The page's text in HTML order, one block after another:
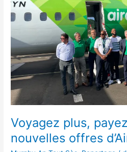
Voyagez plus,
nouvelles offres
Les
nouvelles
d’Air
Antilles